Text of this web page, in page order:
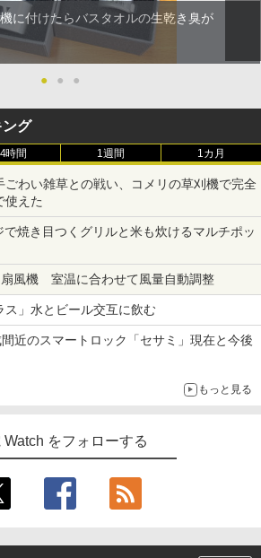
に付けたらバスタオルの生乾き臭が
● ● ●
グ
時間 1週間 1カ月
ごわい雑草との戦い、コメリの草刈機で完全
えた
焼き目つくグリルと米も炊けるマルチポッ
風機 室温に合わせて風量自動調整
ス」水とビール交互に飲む
近のスマートロック「セサミ」現在と今後
もっと見る
Watch をフォローする